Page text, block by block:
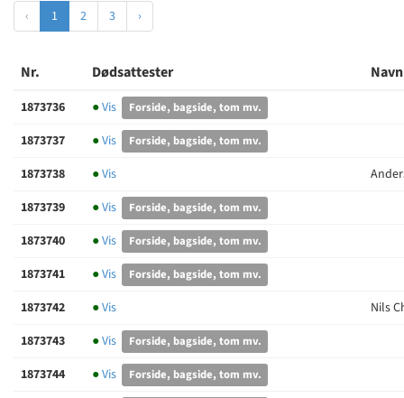
‹ 1 2 3 ›
Nr. Dødsattester Navn
1873736 ●Vis Forside, bagside, tom mv.
1873737 ●Vis Forside, bagside, tom mv.
1873738 ●Vis
1873739
●Vis Forside, bagside, tom mv.
1873740 ●Vis Forside, bagside, tom mv.
1873741 ●Vis Forside, bagside, tom mv.
1873742 ●Vis
Nils
1873743
●Vis Forside, bagside, tom mv.
1873744 ●Vis Forside, bagside, tom mv.